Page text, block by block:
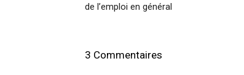
de l’emploi en général
3 Commentaires